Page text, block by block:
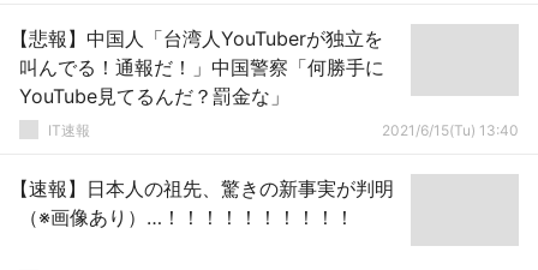
【悲報】中国人「台湾人YouTuberが独立を
叫んでる！通報だ！」中国警察「何勝手に
YouTube見てるんだ？罰金な」
IT速報 2021/6/15(Tu) 13:40
【速報】日本人の祖先、驚きの新事実が判明
（※画像あり）…！！！！！！！！！！